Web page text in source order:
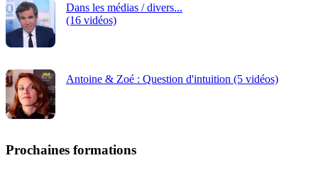
Dans les médias / divers...
(16 vidéos)
Antoine & Zoé : Question d'intuition (5 vidéos)
Prochaines formations